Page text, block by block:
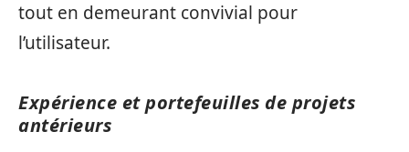
tout en demeurant convivial pour
l’utilisateur.
Expérience et portefeuilles de projets
antérieurs